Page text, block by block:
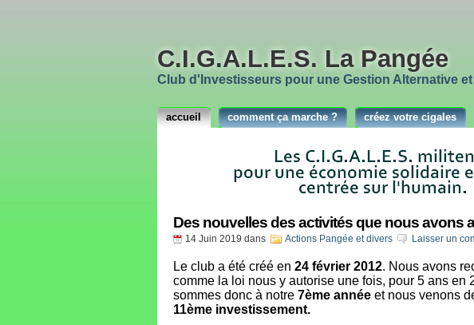
C.I.G.A.L.E.S. La Pangée
Club d'Investisseurs pour une Gestion Alternative
accueil comment ça marche ? créez votre cigales
Des nouvelles des activités que nous avons
14 Juin 2019 dans Actions Pangée et divers Laisser un
Le club a été créé en 24 février 2012. Nous avons
comme la loi nous y autorise une fois, pour 5 ans en
sommes donc à notre 7ème année et nous venons
11ème investissement.